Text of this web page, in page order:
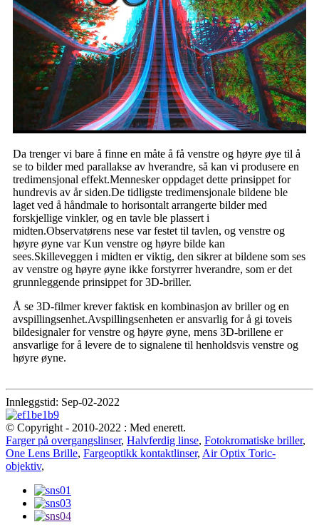
Da trenger vi bare å finne en måte å få venstre og høyre øye til å
se to bilder med parallakse av hverandre, så kan vi produsere en
tredimensjonal effekt.Mennesker oppdaget dette prinsippet for
hundrevis av år siden.De tidligste tredimensjonale bildene ble
laget ved å håndmale to horisontalt arrangerte bilder med
forskjellige vinkler, og en tavle ble plassert i
midten.Observatørens nese var festet til tavlen, og venstre og
høyre øyne var Kun venstre og høyre bilde kan
sees.Skilleveggen i midten er viktig, den sikrer at bildene som ses
av venstre og høyre øyne ikke forstyrrer hverandre, som er det
grunnleggende prinsippet for 3D-briller.
Å se 3D-filmer krever faktisk en kombinasjon av briller og en
avspillingsenhet.Avspillingsenheten er ansvarlig for å gi toveis
bildesignaler for venstre og høyre øyne, mens 3D-brillene er
ansvarlige for å levere de to signalene til henholdsvis venstre og
høyre øyne.
Innleggstid: Sep-02-2022
© Copyright - 2010-2022 : Med enerett.
Farger på overgangslinser, Halvferdig linse, Fotokromatiske briller,
One Lens Brille, Fargeoptikk kontaktlinser, Air Optix Toric-
objektiv,